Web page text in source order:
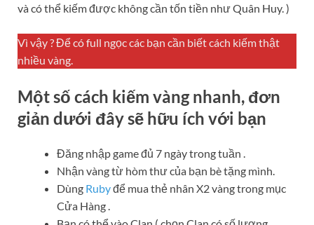
và có thể kiếm được không cần tốn tiền như Quân Huy. )
Vì vậy ? Để có full ngọc các bạn cần biết cách kiếm thật
nhiều vàng.
Một số cách kiếm vàng nhanh, đơn
giản dưới đây sẽ hữu ích với bạn
Đăng nhập game đủ 7 ngày trong tuần .
Nhận vàng từ hòm thư của bạn bè tặng mình.
Dùng Rubyđể mua thẻ nhân X2 vàng trong mục
Cửa Hàng .